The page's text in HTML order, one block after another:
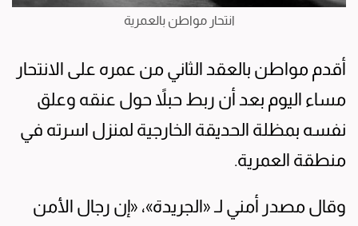
انتحار مواطن بالعمرية
أقدم مواطن بالعقد الثاني من عمره على الانتحار
مساء اليوم بعد أن ربط حبلاً حول عنقه وعلق
نفسه بمظلة الحديقة الخارجية لمنزل اسرته في
منطقة العمرية.
وقال مصدر أمني لـ «الجريدة»، «إن رجال الأمن